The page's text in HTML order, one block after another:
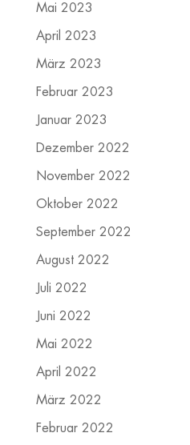
Mai 2023
April 2023
März 2023
Februar 2023
Januar 2023
Dezember 2022
November 2022
Oktober 2022
September 2022
August 2022
Juli 2022
Juni 2022
Mai 2022
April 2022
März 2022
Februar 2022